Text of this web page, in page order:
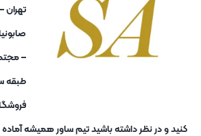
کنید و در نظر داشته باشید تیم ساور همیشه